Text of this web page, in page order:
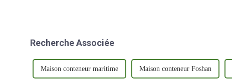
Recherche Associée
Maison conteneur maritime Maison conteneur Foshan